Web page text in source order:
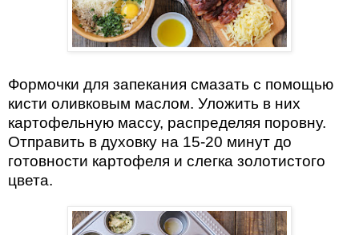
Формочки для запекания смазать с помощью
кисти оливковым маслом. Уложить в них
картофельную массу, распределяя поровну.
Отправить в духовку на 15-20 минут до
готовности картофеля и слегка золотистого
цвета.